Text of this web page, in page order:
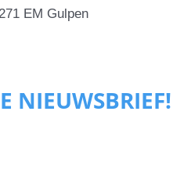
EM Gulpen
NIEUWSBRIEF!